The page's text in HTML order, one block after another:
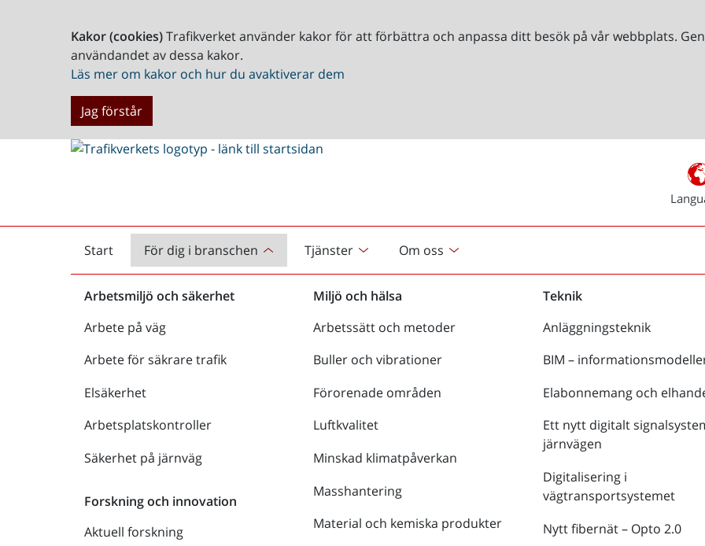
Kakor (cookies)Trafikverket använder kakor för att förbättra och anpassa ditt besök på vår webbplats.
användandet av dessa kakor.
Läs mer om kakor och hur du avaktiverar dem
Jag förstår
Start
Startsida För dig i branschen Tjänster Om oss
Arbetsmiljö och säkerhet
Arbete på väg
Arbete för säkrare trafik
Elsäkerhet
Arbetsplatskontroller
Säkerhet på järnväg
Forskning och innovation
Aktuell forskning
Miljö och hälsa
Arbetssätt och metoder
Buller och vibrationer
Förorenade områden
Luftkvalitet
Minskad klimatpåverkan
Masshantering
Material och kemiska produkter
Teknik
Anläggningsteknik
BIM –
Elabonnemang och
Ett nytt digitalt
järnvägen
Digitalisering i
vägtransportsystemet
Nytt fibernät – Opto 2.0